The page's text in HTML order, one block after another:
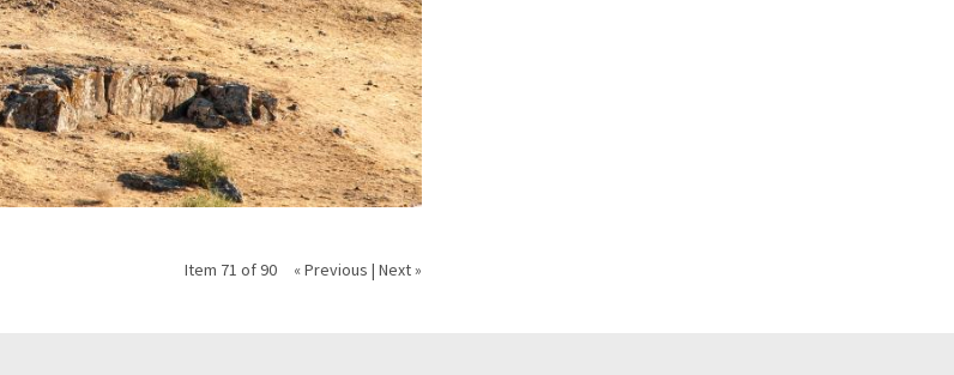
Item 71 of 90 « Previous | Next »